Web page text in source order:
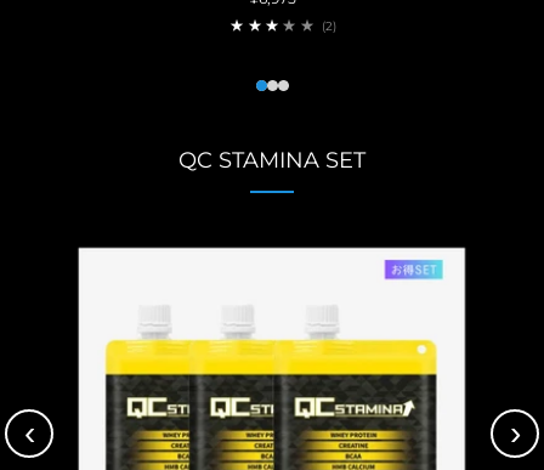
(2)2
QC STAMINA SET
‹ ›